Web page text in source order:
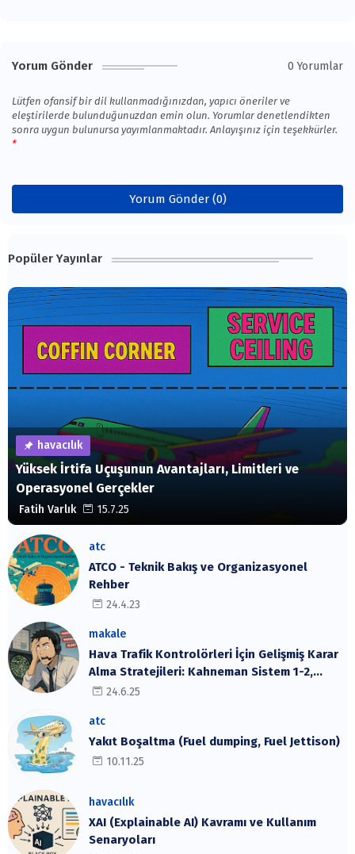
Yorum Gönder 0 Yorumlar
Lütfen ofansif bir dil kullanmadığınızdan, yapıcı öneriler ve
eleştirilerde bulunduğunuzdan emin olun. Yorumlar denetlendikten
sonra uygun bulunursa yayımlanmaktadır. Anlayışınız için teşekkürler.
Yorum Gönder (0)
Popüler Yayınlar
havacılık
Yüksek İrtifa Uçuşunun Avantajları, Limitleri ve
Operasyonel Gerçekler
Fatih Varlık 15.7.25
atc
ATCO - Teknik Bakış ve Organizasyonel
Rehber
24.4.23
makale
Hava Trafik Kontrolörleri İçin Gelişmiş Karar
Alma Stratejileri: Kahneman Sistem 1-2,
Cynefin Çerçevesi ve SRK Modeli
24.6.25
atc
Yakıt Boşaltma (Fuel dumping, Fuel Jettison)
10.11.25
havacılık
XAI (Explainable AI) Kavramı ve Kullanım
Senaryoları